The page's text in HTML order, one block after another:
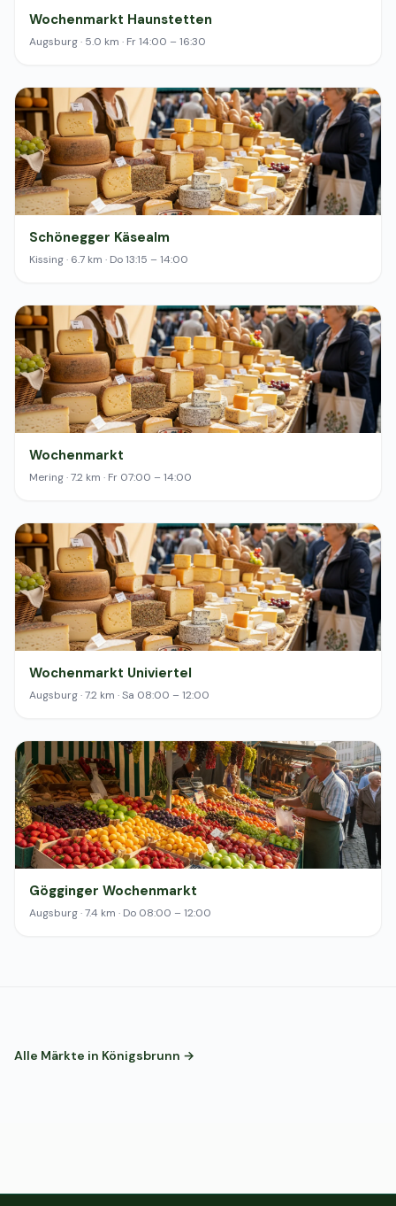
Wochenmarkt Haunstetten
Augsburg · 5.0 km · Fr 14:00 – 16:30
Schönegger Käsealm
Kissing · 6.7 km · Do 13:15 – 14:00
Wochenmarkt
Mering · 7.2 km · Fr 07:00 – 14:00
Wochenmarkt Univiertel
Augsburg · 7.2 km · Sa 08:00 – 12:00
Gögginger Wochenmarkt
Augsburg · 7.4 km · Do 08:00 – 12:00
Alle Märkte in Königsbrunn →